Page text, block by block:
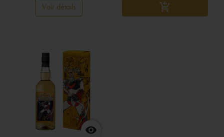
Voir détails 
